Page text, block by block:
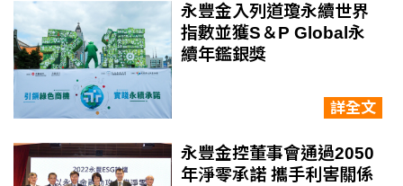
永豐金入列道瓊永續世界
指數並獲S＆P Global永
續年鑑銀獎
詳全文
永豐金控董事會通過2050
年淨零承諾 攜手利害關係